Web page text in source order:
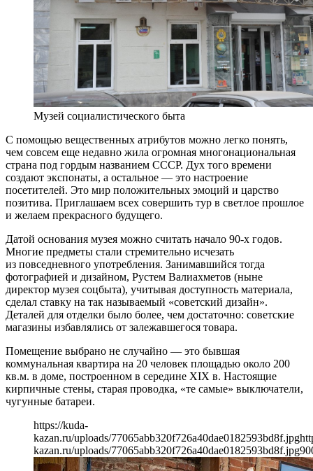
Музей социалистического быта
С помощью вещественных атрибутов можно легко понять,
чем совсем еще недавно жила огромная многонациональная
страна под гордым названием СССР. Дух того времени
создают экспонаты, а остальное — это настроение
посетителей. Это мир положительных эмоций и царство
позитива. Приглашаем всех совершить тур в светлое прошлое
и желаем прекрасного будущего.
Датой основания музея можно считать начало 90-х годов.
Многие предметы стали стремительно исчезать
из повседневного употребления. Занимавшийся тогда
фотографией и дизайном, Рустем Валиахметов (ныне
директор музея соцбыта), учитывая доступность материала,
сделал ставку на так называемый «советский дизайн».
Деталей для отделки было более, чем достаточно: советские
магазины избавлялись от залежавшегося товара.
Помещение выбрано не случайно — это бывшая
коммунальная квартира на 20 человек площадью около 200
кв.м. в доме, построенном в середине ХIХ в. Настоящие
кирпичные стены, старая проводка, «те самые» выключатели,
чугунные батареи.
https://kuda-
kazan.ru/uploads/77065abb320f726a40dae0182593bd8f.jpg
kazan.ru/uploads/77065abb320f726a40dae0182593bd8f.jpg